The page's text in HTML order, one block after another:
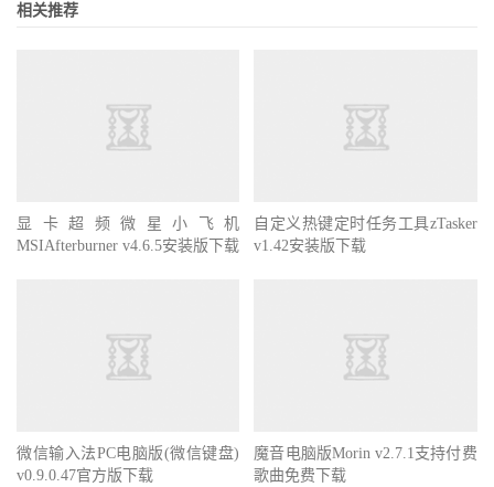
相关推荐
显卡超频微星小飞机
MSIAfterburner v4.6.5安装版下载
自定义热键定时任务工具zTasker
v1.42安装版下载
微信输入法PC电脑版(微信键盘)
v0.9.0.47官方版下载
魔音电脑版Morin v2.7.1支持付费
歌曲免费下载